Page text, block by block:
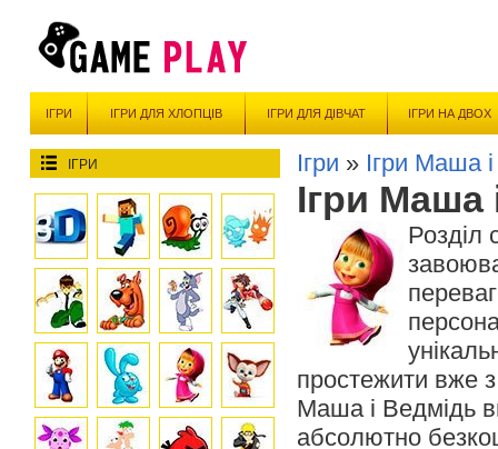
ІГРИ ІГРИ ДЛЯ ХЛОПЦІВ ІГРИ ДЛЯ ДІВЧАТ ІГРИ НА ДВОХ
ІГРИ Ігри » Ігри Маша
Ігри Маша
Розділ
простежити вже з
Маша і Ведмідь
абсолютно